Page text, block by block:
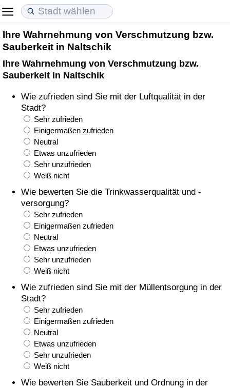
Ihre Wahrnehmung von Verschmutzung bzw.
Sauberkeit in Naltschik
Ihre Wahrnehmung von Verschmutzung bzw.
Sauberkeit in Naltschik
Wie zufrieden sind Sie mit der Luftqualität in der
Stadt?
Sehr zufrieden
Einigermaßen zufrieden
Neutral
Etwas unzufrieden
Sehr unzufrieden
Weiß nicht
Wie bewerten Sie die Trinkwasserqualität und -
versorgung?
Sehr zufrieden
Einigermaßen zufrieden
Neutral
Etwas unzufrieden
Sehr unzufrieden
Weiß nicht
Wie zufrieden sind Sie mit der Müllentsorgung in der
Stadt?
Sehr zufrieden
Einigermaßen zufrieden
Neutral
Etwas unzufrieden
Sehr unzufrieden
Weiß nicht
Wie bewerten Sie Sauberkeit und Ordnung in der
Lebenshaltungskosten
Lebenshaltungskosten-Index (aktuell)
Lebenshaltungskosten-Index
Lebenshaltungskosten-Index nach Land
in Akaba
Immobilienpreise
Immobilienpreis-Index (aktuell)
Immobilienpreis-Index
Immobilienpreis-Index nach Land
Lebensqualität
Lebensqualität-Index
Lebensqualität-Index (aktuell)
Lebensqualitätsindex nach Land
Kriminalität
Kriminalitäts-Index (aktuell)
Kriminalitäts-Index
Kriminalitätsindex nach Land
Gesundheitsversorgung
Gesundheitsversorgungs-Index (aktuell)
Gesundheitsversorgungs-Index
Gesundheitsversorgungs-Index nach Land
Umweltverschmutzung
Umweltverschmutzungs-Index (aktuell)